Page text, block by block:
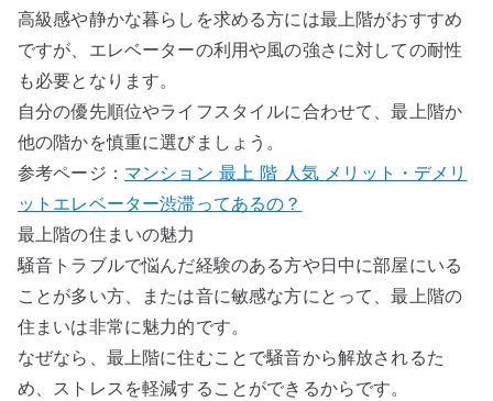
高級感や静かな暮らしを求める方には最上階がおすすめ
ですが、エレベーターの利用や風の強さに対しての耐性
も必要となります。
自分の優先順位やライフスタイルに合わせて、最上階か
他の階かを慎重に選びましょう。
参考ページ： マンション 最上 階 人気 メリット・デメリ
ットエレベーター渋滞ってあるの？
最上階の住まいの魅力
騒音トラブルで悩んだ経験のある方や日中に部屋にいる
ことが多い方、または音に敏感な方にとって、最上階の
住まいは非常に魅力的です。
なぜなら、最上階に住むことで騒音から解放されるた
め、ストレスを軽減することができるからです。